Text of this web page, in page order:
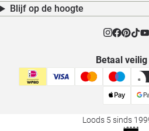
Blijf op de hoogte
Betaal
Loods 5 sinds